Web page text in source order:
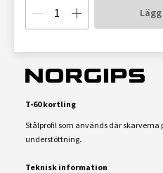
T-60 kortling
Stålprofil som används där skarverna
understöttning.
Teknisk information